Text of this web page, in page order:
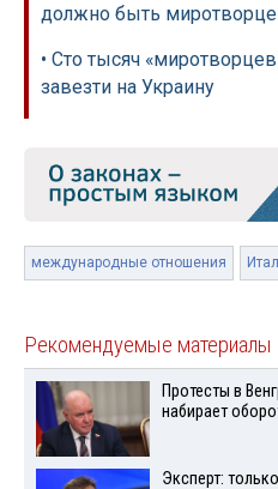
должно быть
• Сто тысяч
завезти на Украину
международные отношения
Рекомендуемые материалы
Протесты в
набирает
Эксперт: